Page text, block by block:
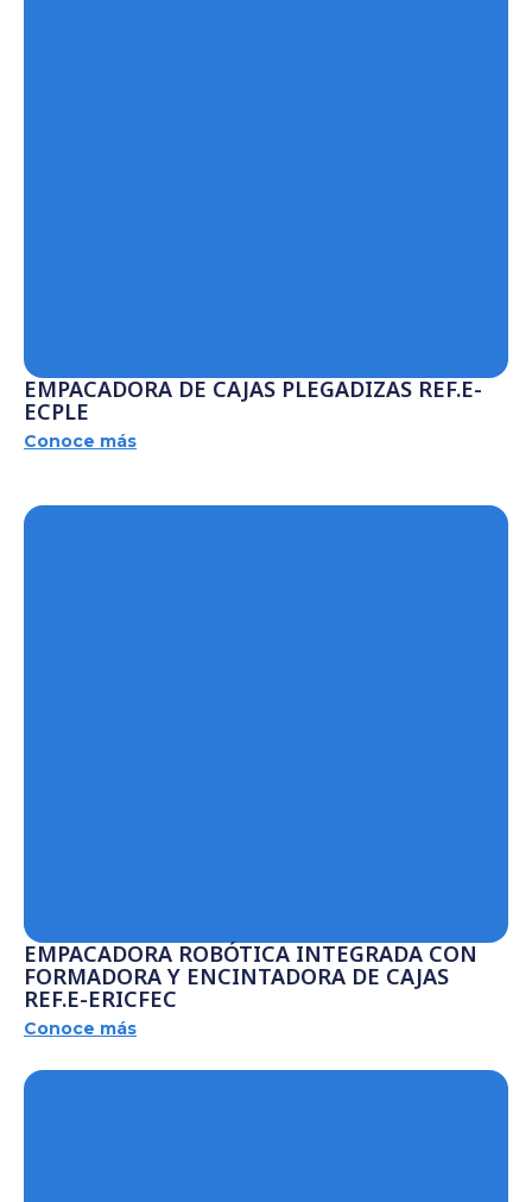
EMPACADORA DE CAJAS PLEGADIZAS REF.E-
ECPLE
Conoce más
EMPACADORA ROBÓTICA INTEGRADA CON
FORMADORA Y ENCINTADORA DE CAJAS
REF.E-ERICFEC
Conoce más